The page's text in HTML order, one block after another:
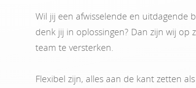
Wil jij een afwisselende en uitdagende
denk jij in oplossingen? Dan zijn wij op
team te versterken.
Flexibel zijn, alles aan de kant zetten